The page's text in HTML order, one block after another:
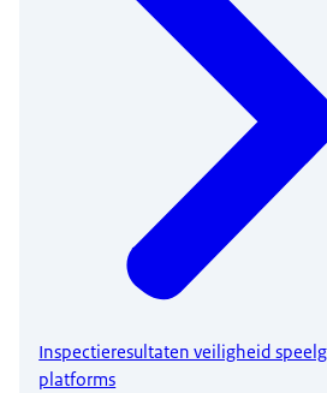
Inspectieresultaten veiligheid
platforms